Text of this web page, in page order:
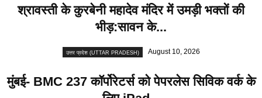
श्रावस्ती के कुरबेनी महादेव मंदिर में उमड़ी भक्तों की
भीड़:सावन के...
उत्तर प्रदेश (UTTAR PRADESH) August 10, 2026
मुंबई- BMC 237 कॉर्पोरेटर्स को पेपरलेस सिविक वर्क के